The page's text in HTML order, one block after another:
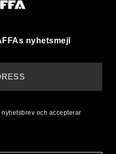
nyhetsmejl
och accepterar